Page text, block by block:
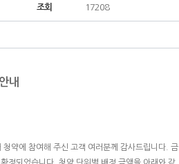
조회 17208
내
약에 참여해 주신 고객 여러분께 감사드립니다. 금